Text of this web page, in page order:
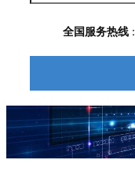
全国服务热线：